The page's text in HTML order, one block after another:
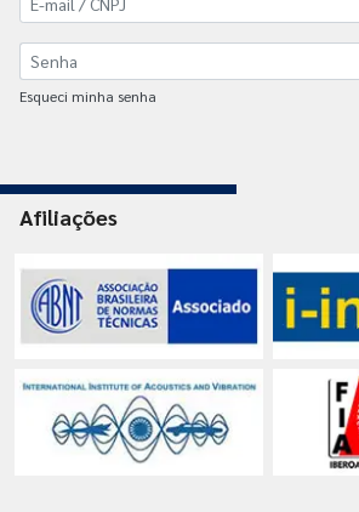
Esqueci minha senha
Afiliações